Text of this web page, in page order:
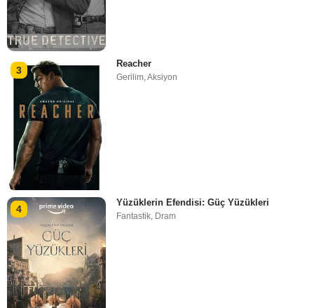
3
Reacher
Gerilim,Aksiyon
4
Yüzüklerin Efendisi: Güç Yüzükleri
Fantastik, Dram